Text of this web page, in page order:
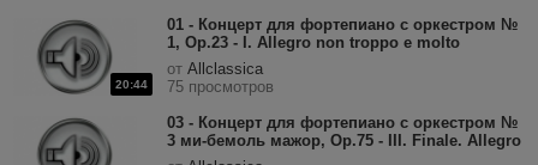
20:44
01 - Концерт для фортепиано с оркестром №
1, Op.23 - I. Allegro non troppo e molto
maestoso.mp3
от Allclassica
75 просмотров
03 - Концерт для фортепиано с оркестром №
3 ми-бемоль мажор, Op.75 - III. Finale. Allegro
maestoso.mp3